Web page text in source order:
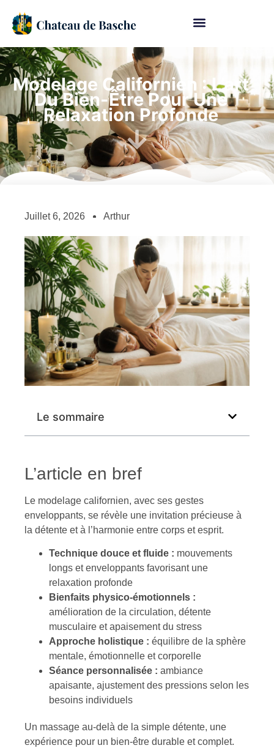
Modelage Californien : L’art
Du Bien-Être Pour Une
Relaxation Profonde
Juillet 6, 2026 Arthur
Le sommaire
L’article en bref
Le modelage californien, avec ses gestes
enveloppants, se révèle une invitation précieuse à
la détente et à l’harmonie entre corps et esprit.
Technique douce et fluide : mouvements
longs et enveloppants favorisant une
relaxation profonde
Bienfaits physico-émotionnels :
amélioration de la circulation, détente
musculaire et apaisement du stress
Approche holistique : équilibre de la sphère
mentale, émotionnelle et corporelle
Séance personnalisée : ambiance
apaisante, ajustement des pressions selon les
besoins individuels
Un massage au-delà de la simple détente, une
expérience pour un bien-être durable et complet.